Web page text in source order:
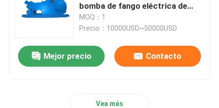
Herramientas de hoyo profundo
bomba de fango eléctrica de
970 kilovatios
MOQ：1
Precio：10000USD~50000USD
Mejor precio Contacto
Vea más